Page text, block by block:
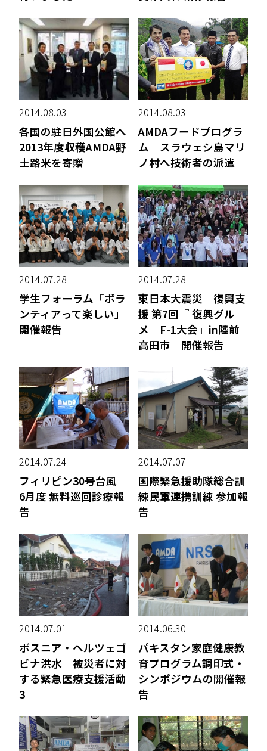
2014.08.03
各国の駐日外国公館へ
2013年度収穫AMDA野
土路米を寄贈
2014.08.03
AMDAフードプログラ
ム スラウェシ島マリ
ノ村へ技術者の派遣
2014.07.28
学生フォーラム「ボラ
ンティアって楽しい」
開催報告
2014.07.28
東日本大震災 復興支
援 第7回『 復興グル
メ F-1大会』in陸前
高田市 開催報告
2014.07.24
フィリピン30号台風
6月度 無料巡回診療報
告
2014.07.07
国際緊急援助隊総合訓
練民軍連携訓練 参加報
告
2014.07.01
ボスニア・ヘルツェゴ
ビナ洪水 被災者に対
する緊急医療支援活動
3
2014.06.30
パキスタン家庭健康教
育プログラム調印式・
シンポジウムの開催報
告